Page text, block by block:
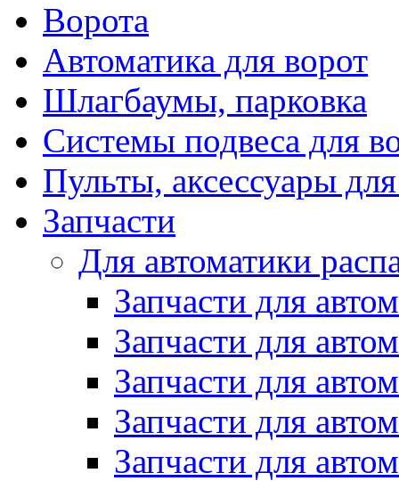
Ворота
Автоматика для ворот
Шлагбаумы, парковка
Системы подвеса для
Пульты, аксессуары
Запчасти
Для автоматики
Запчасти для
Запчасти для
Запчасти для
Запчасти для
Запчасти для